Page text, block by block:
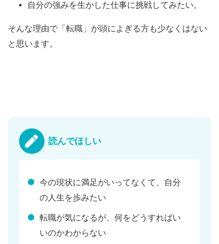
自分の強みを生かした仕事に挑戦してみたい。
そんな理由で「転職」が頭によぎる方も少なくはない
と思います。
読んでほしい
今の現状に満足がいってなくて、自分
の人生を歩みたい
転職が気になるが、何をどうすればい
いのかわからない